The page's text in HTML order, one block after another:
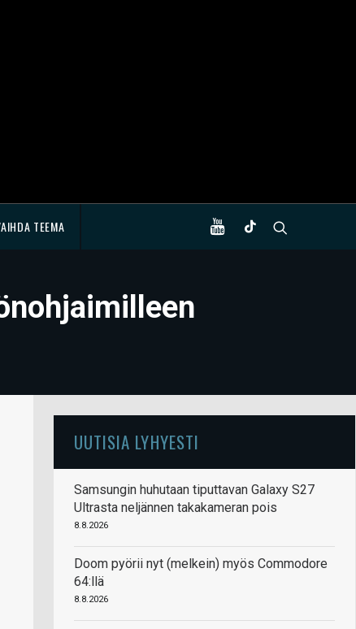
TEEMA
UUTISIA LYHYESTI
Samsungin huhutaan tiputtavan Galaxy S27
Ultrasta neljännen takakameran pois
8.8.2026
Doom pyörii nyt (melkein) myös Commodore
64:llä
8.8.2026